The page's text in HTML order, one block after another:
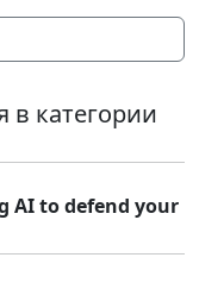
категории
AI to defend your